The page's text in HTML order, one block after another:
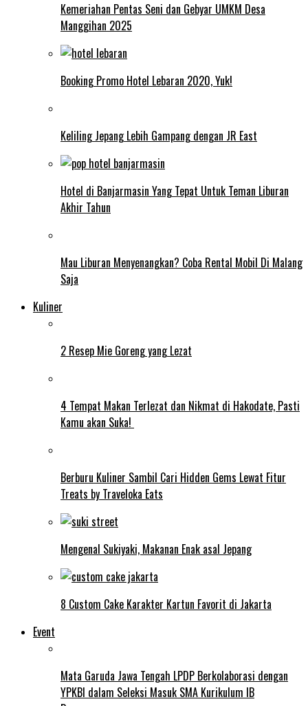
Kemeriahan Pentas Seni dan Gebyar UMKM Desa
Manggihan 2025
Booking Promo Hotel Lebaran 2020, Yuk!
Keliling Jepang Lebih Gampang dengan JR East
Hotel di Banjarmasin Yang Tepat Untuk Teman Liburan
Akhir Tahun
Mau Liburan Menyenangkan? Coba Rental Mobil Di Malang
Saja
Kuliner
2 Resep Mie Goreng yang Lezat
4 Tempat Makan Terlezat dan Nikmat di Hakodate, Pasti
Kamu akan Suka!
Berburu Kuliner Sambil Cari Hidden Gems Lewat Fitur
Treats by Traveloka Eats
Mengenal Sukiyaki, Makanan Enak asal Jepang
8 Custom Cake Karakter Kartun Favorit di Jakarta
Event
Mata Garuda Jawa Tengah LPDP Berkolaborasi dengan
YPKBI dalam Seleksi Masuk SMA Kurikulum IB